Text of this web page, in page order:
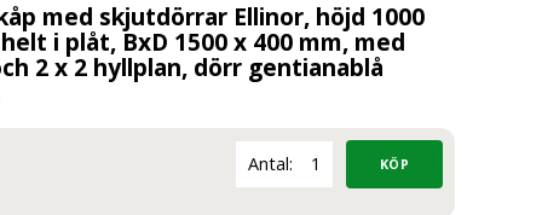
med skjutdörrar Ellinor, höjd 1000
i plåt, BxD 1500 x 400 mm, med
2 x 2 hyllplan, dörr gentianablå
Antal: